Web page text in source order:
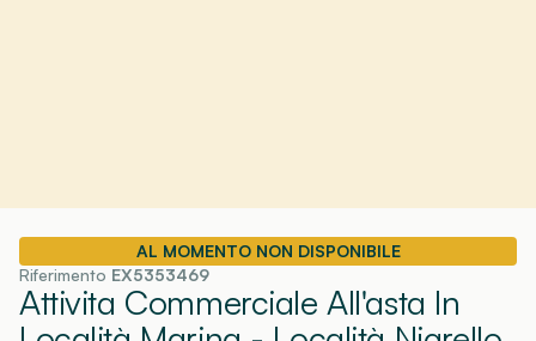
AL MOMENTO NON DISPONIBILE
Riferimento EX5353469
Attivita Commerciale All'asta In